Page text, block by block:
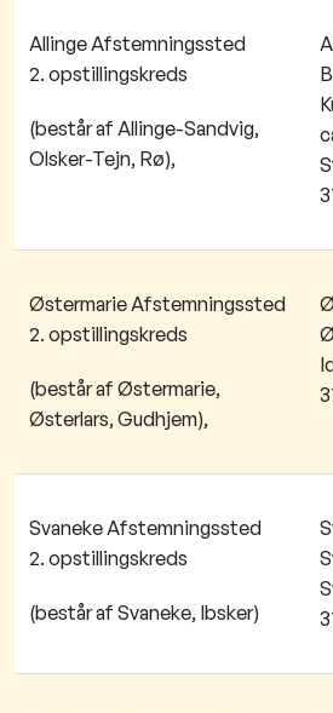
Allinge Afstemningssted
2. opstillingskreds
(består af Allinge-Sandvig,
Olsker-Tejn, Rø),
Østermarie Afstemningssted
2. opstillingskreds
(består af Østermarie,
Østerlars, Gudhjem),
Svaneke Afstemningssted
2. opstillingskreds
(består af Svaneke, Ibsker)